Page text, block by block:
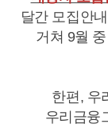
달간 모집안
거쳐 9월
한편, 우
우리금융